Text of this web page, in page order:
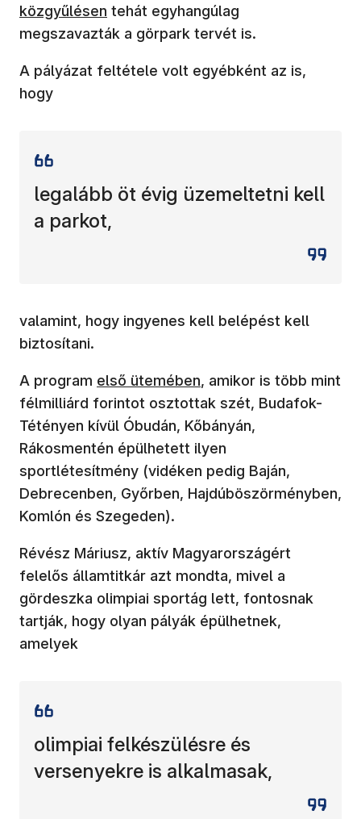
közgyűlésen tehát egyhangúlag
megszavazták a görpark tervét is.
A pályázat feltétele volt egyébként az is,
hogy
legalább öt évig üzemeltetni kell
a parkot,
valamint, hogy ingyenes kell belépést kell
biztosítani.
A program (új ablakban nyílik meg)
első ütemében, amikor is több mint
félmilliárd forintot osztottak szét, Budafok-
Tétényen kívül Óbudán, Kőbányán,
Rákosmentén épülhetett ilyen
sportlétesítmény (vidéken pedig Baján,
Debrecenben, Győrben, Hajdúböszörményben,
Komlón és Szegeden).
Révész Máriusz, aktív Magyarországért
felelős államtitkár azt mondta, mivel a
gördeszka olimpiai sportág lett, fontosnak
tartják, hogy olyan pályák épülhetnek,
amelyek
olimpiai felkészülésre és
versenyekre is alkalmasak,